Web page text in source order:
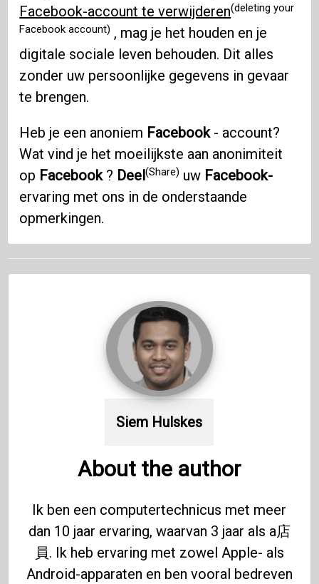
Facebook-account te verwijderen(deleting your
Facebook account) , mag je het houden en je
digitale sociale leven behouden. Dit alles
zonder uw persoonlijke gegevens in gevaar
te brengen.
Heb je een anoniem Facebook- account?
Wat vind je het moeilijkste aan anonimiteit
op Facebook? Deel(Share) uw Facebook-
ervaring met ons in de onderstaande
opmerkingen.
Siem Hulskes
About the author
Ik ben een computertechnicus met meer
dan 10 jaar ervaring, waarvan 3 jaar als a店
員. Ik heb ervaring met zowel Apple- als
Android-apparaten en ben vooral bedreven